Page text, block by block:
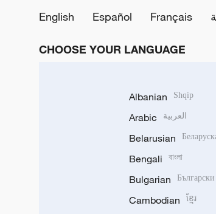
English
Español Français
CHOOSE YOUR LANGUAGE
Albanian Shqip
Arabic العربية
Belarusian
Bengali বাংলা
Bulgarian Български
Cambodian ខ្មែរ